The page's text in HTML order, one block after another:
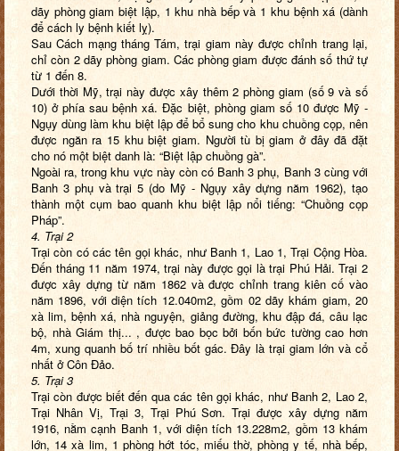
dãy phòng giam biệt lập, 1 khu nhà bếp và 1 khu bệnh xá (dành
để cách ly bệnh kiết lỵ).
Sau Cách mạng tháng Tám, trại giam này được chỉnh trang lại,
chỉ còn 2 dãy phòng giam. Các phòng giam được đánh số thứ tự
từ 1 đến 8.
Dưới thời Mỹ, trại này được xây thêm 2 phòng giam (số 9 và số
10) ở phía sau bệnh xá. Đặc biệt, phòng giam số 10 được Mỹ -
Ngụy dùng làm khu biệt lập để bổ sung cho khu chuồng cọp, nên
được ngăn ra 15 khu biệt giam. Người tù bị giam ở đây đã đặt
cho nó một biệt danh là: “Biệt lập chuồng gà”.
Ngoài ra, trong khu vực này còn có Banh 3 phụ, Banh 3 cùng với
Banh 3 phụ và trại 5 (do Mỹ - Ngụy xây dựng năm 1962), tạo
thành một cụm bao quanh khu biệt lập nổi tiếng: “Chuồng cọp
Pháp”.
4. Trại 2
Trại còn có các tên gọi khác, như Banh 1, Lao 1, Trại Cộng Hòa.
Đến tháng 11 năm 1974, trại này được gọi là trại Phú Hải. Trại 2
được xây dựng từ năm 1862 và được chỉnh trang kiên cố vào
năm 1896, với diện tích 12.040m2, gồm 02 dãy khám giam, 20
xà lim, bệnh xá, nhà nguyện, giảng đường, khu đập đá, câu lạc
bộ, nhà Giám thị... , được bao bọc bởi bốn bức tường cao hơn
4m, xung quanh bố trí nhiều bốt gác. Đây là trại giam lớn và cổ
nhất ở Côn Đảo.
5. Trại 3
Trại còn được biết đến qua các tên gọi khác, như Banh 2, Lao 2,
Trại Nhân Vị, Trại 3, Trại Phú Sơn. Trại được xây dựng năm
1916, nằm cạnh Banh 1, với diện tích 13.228m2, gồm 13 khám
lớn, 14 xà lim, 1 phòng hớt tóc, miếu thờ, phòng y tế, nhà bếp,